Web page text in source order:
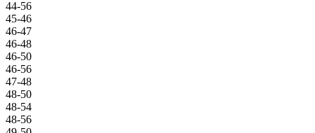
44-56
45-46
46-47
46-48
46-50
46-56
47-48
48-50
48-54
48-56